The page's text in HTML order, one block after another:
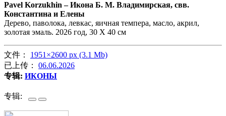
Pavel Korzukhin –Икона Б. М. Владимирская, свв.
Константина и Елены
Дерево, паволока, левкас, яичная темпера, масло, акрил,
золотая эмаль. 2026 год, 30 Х 40 см
文件： 1951×2600 px (3.1 Mb)
已上传： 06.06.2026
专辑: ИКОНЫ
专辑: